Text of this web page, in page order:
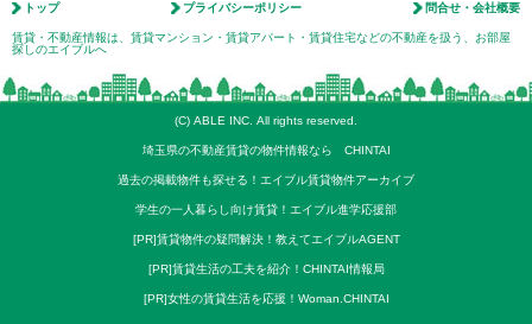
トップ プライバシーポリシー 問合せ・会社概要
賃貸・不動産情報は、賃貸マンション・賃貸アパート・賃貸住宅などの不動産を扱う、お部屋
探しのエイブルへ
(C) ABLE INC. All rights reserved.
埼玉県の不動産賃貸の物件情報なら CHINTAI
過去の掲載物件も探せる！エイブル賃貸物件アーカイブ
学生の一人暮らし向け賃貸！エイブル進学応援部
[PR]賃貸物件の疑問解決！教えてエイブルAGENT
[PR]賃貸生活の工夫を紹介！CHINTAI情報局
[PR]女性の賃貸生活を応援！Woman.CHINTAI